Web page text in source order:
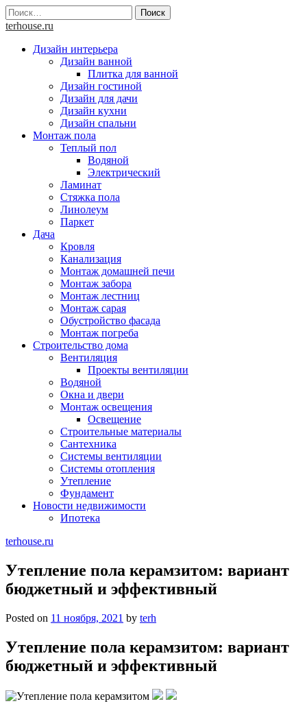
Skip
to
Найти:
terhouse.ru
Дизайн интерьера
Дизайн ванной
Плитка для ванной
Дизайн гостиной
Дизайн для дачи
Дизайн кухни
Дизайн спальни
Монтаж пола
Теплый пол
Водяной
Электрический
Ламинат
Стяжка пола
Линолеум
Паркет
Дача
Кровля
Канализация
Монтаж домашней печи
Монтаж забора
Монтаж лестниц
Монтаж сарая
Обустройство фасада
Монтаж погреба
Строительство дома
Вентиляция
Проекты вентиляции
Водяной
Окна и двери
Монтаж освещения
Освещение
Строительные материалы
Сантехника
Системы вентиляции
Системы отопления
Утепление
Фундамент
Новости недвижимости
Ипотека
terhouse.ru
Утепление пола керамзитом: вариант
бюджетный и эффективный
Posted on 11 ноября, 2021 by terh
Утепление пола керамзитом: вариант
бюджетный и эффективный